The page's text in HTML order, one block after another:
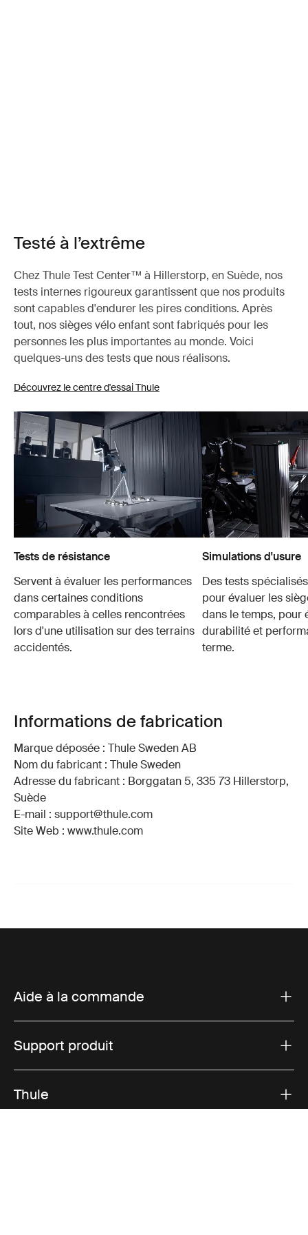
Testé à l’extrême
Chez Thule Test Center™ à Hillerstorp, en Suède, nos
tests internes rigoureux garantissent que nos produits
sont capables d'endurer les pires conditions. Après
tout, nos sièges vélo enfant sont fabriqués pour les
personnes les plus importantes au monde. Voici
quelques-uns des tests que nous réalisons.
Découvrez le centre d'essai Thule
Tests de résistance
Servent à évaluer les performances
dans certaines conditions
comparables à celles rencontrées
lors d'une utilisation sur des terrains
accidentés.
Simulations d'usure
Des tests
pour évaluer les
dans le temps, pour
durabilité et
terme.
Informations de fabrication
Marque déposée : Thule Sweden AB
Nom du fabricant : Thule Sweden
Adresse du fabricant : Borggatan 5, 335 73 Hillerstorp,
Suède
E-mail : support@thule.com
Site Web : www.thule.com
Aide à la commande
Support produit
Thule